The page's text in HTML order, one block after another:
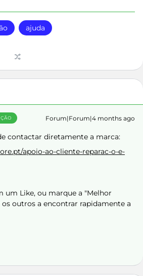
ajuda
Forum|Forum|4 months ago
contactar diretamente a marca:
apoio-ao-cliente-reparac-o-e-
um Like, ou marque a "Melhor
os outros a encontrar rapidamente a